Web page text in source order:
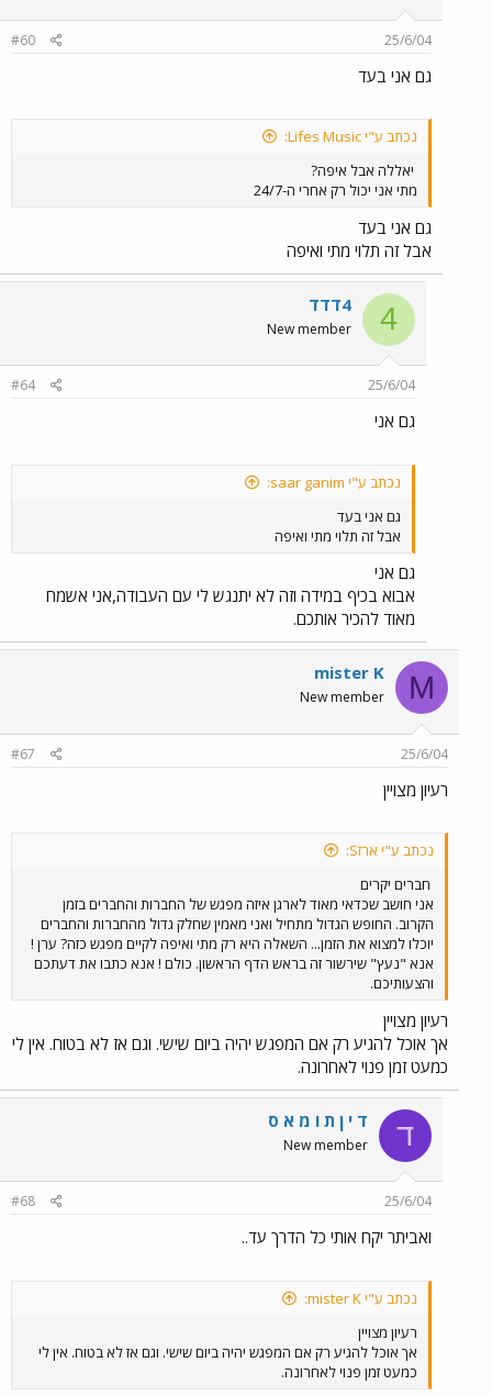
25/6/04
#60
גם אני בעד
נכתב ע"י Lifes Music:
יאללה אבל איפה?
מתי אני יכול רק אחרי ה-24/7
גם אני בעד
אבל זה תלוי מתי ואיפה
4 4דדד
New member
25/6/04
#64
גם אני
נכתב ע"י saar ganim:
גם אני בעד
אבל זה תלוי מתי ואיפה
גם אני
אבוא בכיף במידה וזה לא יתנגש לי עם העבודה,אני אשמח
מאוד להכיר אותכם.
M
mister K
New member
25/6/04
#67
רעיון מצויין
נכתב ע"י ארזS:
חברים יקרים
אני חושב שכדאי מאוד לארגן איזה מפגש של החברות והחברים בזמן
הקרוב. החופש הגדול מתחיל ואני מאמין שחלק גדול מהחברות והחברים
יוכלו למצוא את הזמן... השאלה היא רק מתי ואיפה לקיים מפגש כזה? ערן !
אנא "נעץ" שירשור זה בראש הדף הראשון. כולם ! אנא כתבו את דעתכם
והצעותיכם.
רעיון מצויין
אך אוכל להגיע רק אם המפגש יהיה ביום שישי. וגם אז לא בטוח. אין לי
כמעט זמן פנוי לאחרונה.
ד ד י ן ת ו מ א ס
New member
25/6/04
#68
ואביתר יקח אותי כל הדרך עד..
נכתב ע"י mister K:
רעיון מצויין
אך אוכל להגיע רק אם המפגש יהיה ביום שישי. וגם אז לא בטוח. אין לי
כמעט זמן פנוי לאחרונה.